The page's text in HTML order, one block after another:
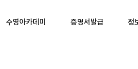
수영아카데미 증명서발급 정